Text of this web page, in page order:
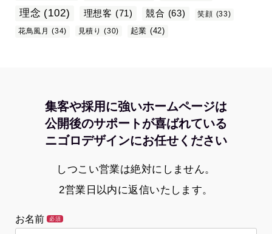
理念 (102) 理想客 (71) 競合 (63) 笑顔 (33)
花鳥風月
(34) 見積り (30) 起業 (42)
集客や採用に強いホームページは
公開後のサポートが喜ばれている
ニゴロデザインにお任せください
しつこい営業は絶対にしません。
2営業日以内に返信いたします。
お名前 必須